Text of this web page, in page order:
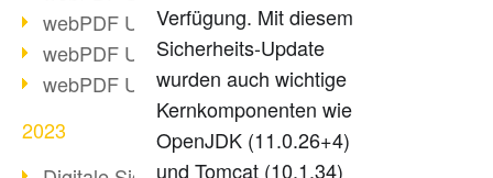
webPDF Update 9.0.0.3479
webPDF Update 9.0.0.3361
webPDF Update 9.0.0.3264
2023
Verfügung. Mit diesem
Sicherheits-Update
wurden auch wichtige
Kernkomponenten wie
OpenJDK (11.0.26+4)
und Tomcat (10.1.34)